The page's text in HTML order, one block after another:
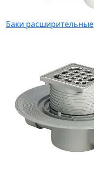
Баки расширительные